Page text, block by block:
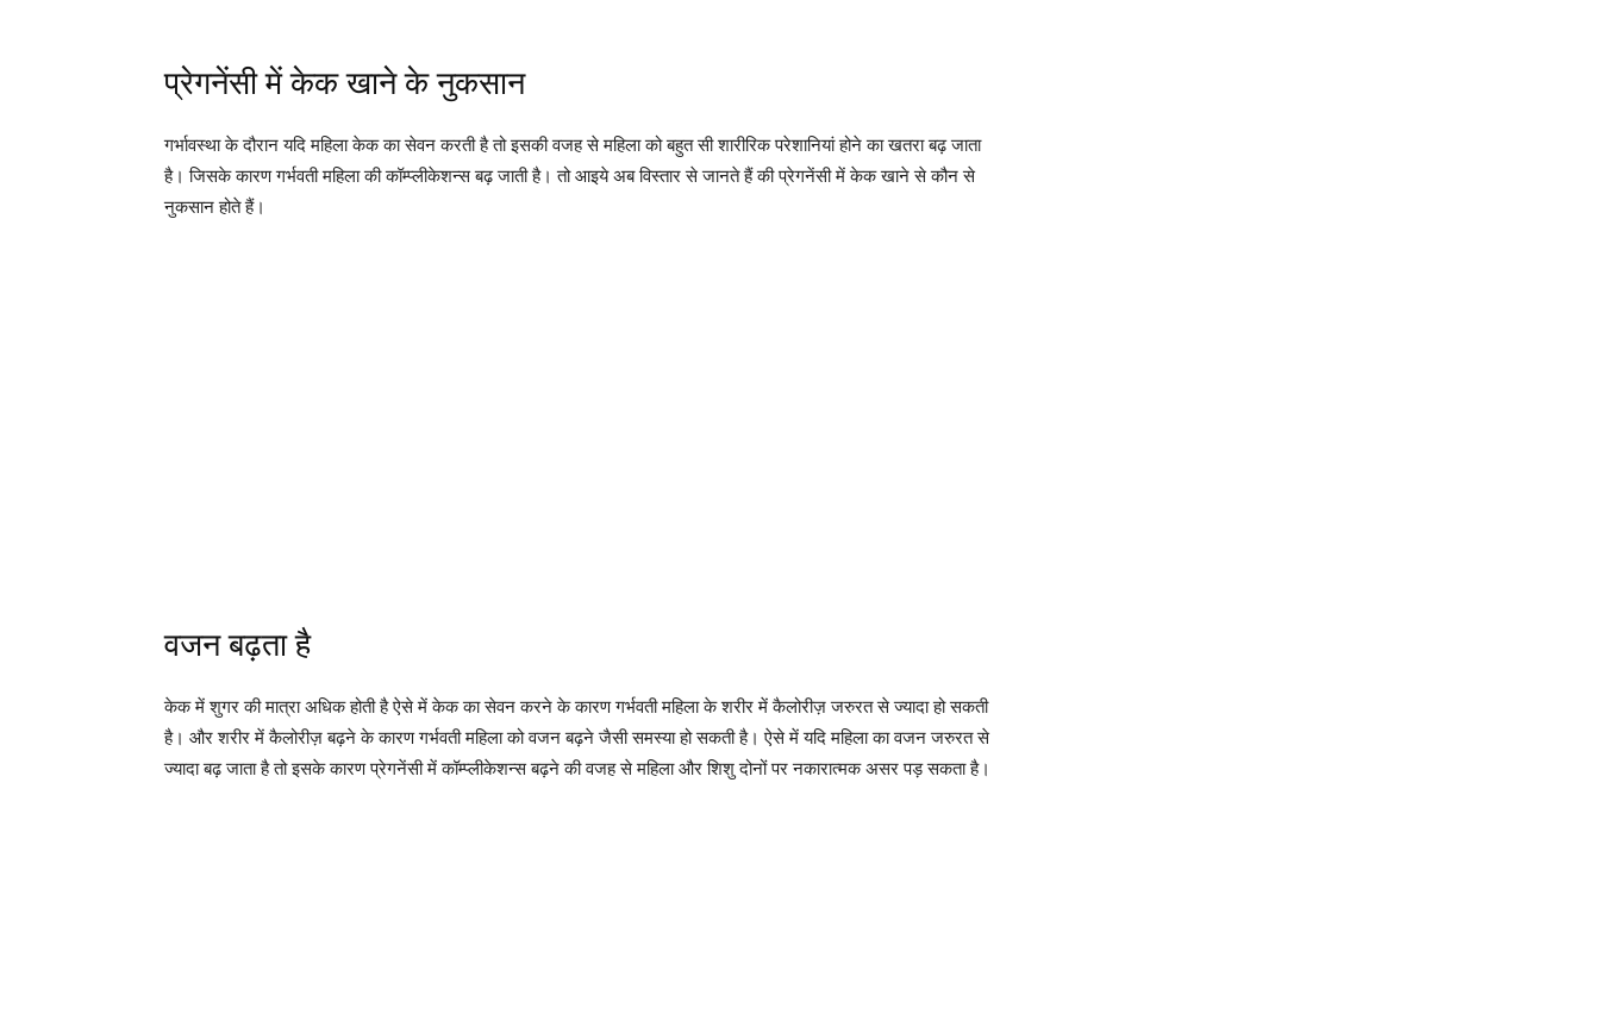
प्रेगनेंसी में केक खाने के नुकसान
गर्भावस्था के दौरान यदि महिला केक का सेवन करती है तो इसकी वजह से महिला को बहुत सी शारीरिक परेशानियां होने का खतरा बढ़ जाता
है। जिसके कारण गर्भवती महिला की कॉम्प्लीकेशन्स बढ़ जाती है। तो आइये अब विस्तार से जानते हैं की प्रेगनेंसी में केक खाने से कौन से
नुकसान होते हैं।
वजन बढ़ता है
केक में शुगर की मात्रा अधिक होती है ऐसे में केक का सेवन करने के कारण गर्भवती महिला के शरीर में कैलोरीज़ जरुरत से ज्यादा हो सकती
है। और शरीर में कैलोरीज़ बढ़ने के कारण गर्भवती महिला को वजन बढ़ने जैसी समस्या हो सकती है। ऐसे में यदि महिला का वजन जरुरत से
ज्यादा बढ़ जाता है तो इसके कारण प्रेगनेंसी में कॉम्प्लीकेशन्स बढ़ने की वजह से महिला और शिशु दोनों पर नकारात्मक असर पड़ सकता है।